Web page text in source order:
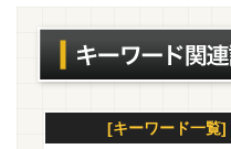
[キーワード一覧]